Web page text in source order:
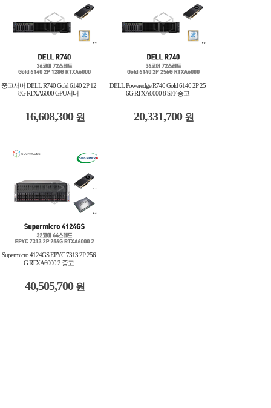
중고서버 DELL R740 Gold 6140 2P 12
8G RTXA6000 GPU서버
16,608,300 원
DELL Poweredge R740 Gold 6140 2P 25
6G RTXA6000 8 SFF 중고
20,331,700 원
Supermicro 4124GS EPYC 7313 2P 256
G RTXA6000 2 중고
40,505,700 원